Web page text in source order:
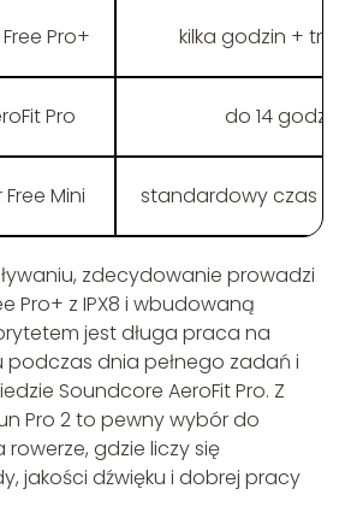
Pro+ kilka godzin +
Pro do 14 godzin
Mini standardowy czas
zdecydowanie prowadzi
Pro+ z IPX8 i wbudowaną
jest długa praca na
podczas dnia pełnego zadań i
Soundcore AeroFit Pro. Z
Pro 2 to pewny wybór do
gdzie liczy się
jakości dźwięku i dobrej pracy